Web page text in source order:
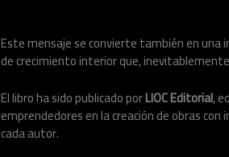
Este mensaje se convierte también en una
de crecimiento interior que,
El libro ha sido publicado porLIOC Editorial,
emprendedores en la creación de obras
cada autor.